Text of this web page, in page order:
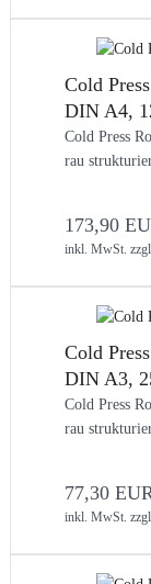
Cold
DIN A4,
Cold Press
rau
173,90
inkl. MwSt. zzgl.
Cold
DIN A3,
Cold Press
rau
77,30
inkl. MwSt. zzgl.